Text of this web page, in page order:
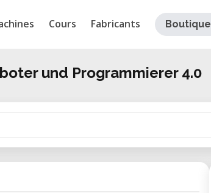
Cours Fabricants Boutique
und Programmierer 4.0